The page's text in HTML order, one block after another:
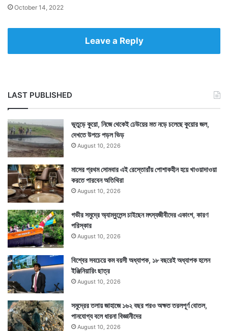
কিন্তু সেখানেও নিজের দাপট অক্ষুণ্ণ রেখে দিব্যা দেখিয়ে দিলেন
আগামী ভারতের মহিলা দাবা পেয়ে গেল তার আর এক উজ্জ্বলতম
তারকাকে। মহিলা দাবা বিশ্বকাপ জিতে দিব্যা দেশমুখ জিতে নিলেন
ক্যান্ডিডেটস দাবায় অংশ নেওয়ার টিকিটও।
October 14, 2022
Leave a Reply
LAST PUBLISHED
ভূতুড়ে কুয়ো, নিজে থেকেই ঢেউয়ের মত নড়ে চলেছে কুয়োর জল,
দেখতে উপচে পড়ল ভিড়
August 10, 2026
মাসের প্রথম সোমবার এই রেস্তোরাঁয় পোশাকহীন হয়ে খাওয়াদাওয়া
করতে পারবেন অতিথিরা
August 10, 2026
গভীর সমুদ্রে অ্যাম্বুলেন্স চাইছেন মৎস্যজীবীদের একাংশ, কারণ
পরিস্কার
August 10, 2026
বিশ্বের সবচেয়ে কম বয়সী অধ্যাপক, ১৮ বছরেই অধ্যাপক হলেন
ইঞ্জিনিয়ারিং ছাত্র
August 10, 2026
সমুদ্রের তলায় জাহাজে ১৬২ বছর পরও অক্ষত তরলপূর্ণ বোতল,
পানযোগ্য বলে ধারনা বিজ্ঞানীদের
August 10, 2026